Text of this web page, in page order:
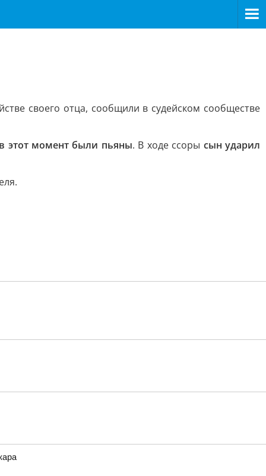
своего отца, сообщили в судейском сообществе
этот момент были пьяны. В ходе ссоры сын ударил